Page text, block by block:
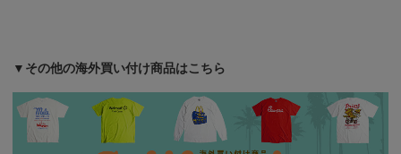
▼その他の海外買い付け商品はこちら